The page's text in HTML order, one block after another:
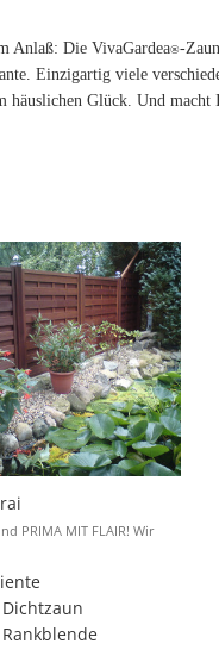
Anlaß: Die VivaGardea®-
Einzigartig viele
Glück. Und
PRIMA MIT FLAIR! Wir